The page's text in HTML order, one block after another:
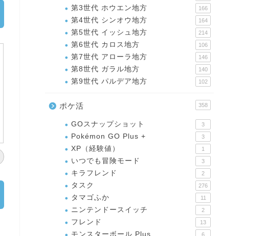
第3世代 ホウエン地方 166
第4世代 シンオウ地方 164
第5世代 イッシュ地方 214
第6世代 カロス地方 106
第7世代 アローラ地方 146
第8世代 ガラル地方 140
第9世代 パルデア地方 102
ポケ活 358
GOスナップショット 3
Pokémon GO Plus + 3
XP（経験値） 1
いつでも冒険モード 3
キラフレンド 2
タスク 276
タマゴふか 11
ニンテンドースイッチ 2
フレンド 13
モンスターボール Plus 6